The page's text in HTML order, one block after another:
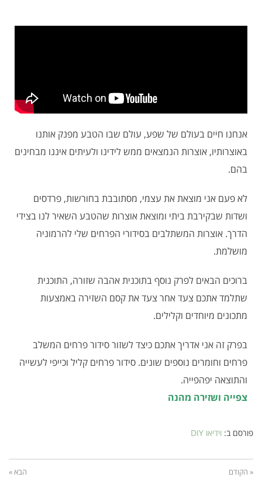
אנחנו חיים בעולם של שפע, עולם שבו הטבע מפנק אותנו
באוצרותיו, אוצרות הנמצאים ממש לידינו ולעיתים איננו מבחינים
בהם.
לא פעם אני מוצאת את עצמי, מסתובבת בחורשות, פרדסים
ושדות שבקירבת ביתי ומוצאת אוצרות שהטבע השאיר לנו בצידי
הדרך. אוצרות המשתלבים בסידורי הפרחים שלי להרמוניה
מושלמת.
ברוכים הבאים לפרק נוסף בתוכנית אהבה שזורה, התוכנית
שתלמד אתכם צעד אחר צעד את קסם השזירה באמצעות
מתכונים מיוחדים וקלילים.
בפרק זה אני אדריך אתכם כיצד לשזור סידור פרחים המשלב
פרחים וחומרים נוספים שונים. סידור פרחים קליל וכייפי לעשייה
והתוצאה יפהפייה.
צפייה ושזירה מהנה
פורסם ב: וידיאו DIY
« הקודם הבא »